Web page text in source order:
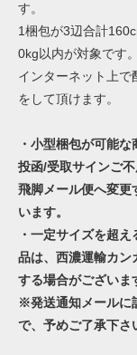
す。
1梱包が3辺合計
0kg以内が対象です。
インターネット上で
をして頂けます。
・小型梱包が可能な
投函/受取サインご
飛脚メール便へ変更
います。
・一定サイズを超
品は、西濃運輸カン
する場合がございま
※発送通知メールに
で、予めご了承下さ